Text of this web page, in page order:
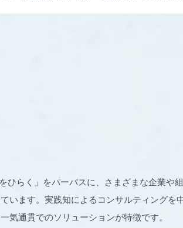
ひらく」をパーパスに、さまざまな企業や
います。実践知によるコンサルティングを
気通貫でのソリューションが特徴です。